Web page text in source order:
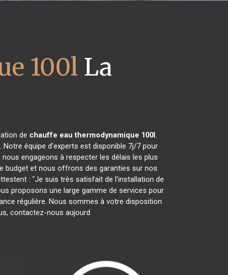
100l La
de chauffe eau thermodynamique 100l.
équipe d'experts est disponible 7j/7 pour
engageons à respecter les délais les plus
budget et nous offrons des garanties sur nos
: "Je suis très satisfait de l'installation de
proposons une large gamme de services pour
régulière. Nous sommes à votre disposition
contactez-nous aujourd